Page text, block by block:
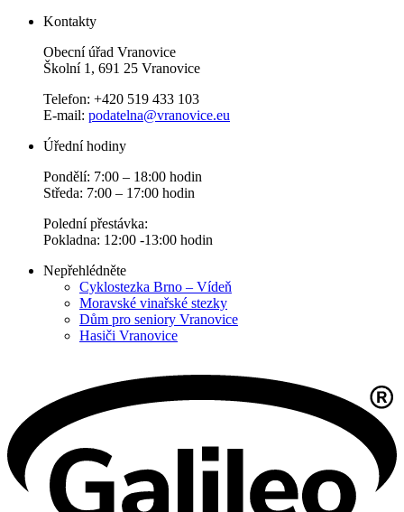
Kontakty
Obecní úřad Vranovice
Školní 1, 691 25 Vranovice
Telefon: +420 519 433 103
E-mail: podatelna@vranovice.eu
Úřední hodiny
Pondělí: 7:00 – 18:00 hodin
Středa: 7:00 – 17:00 hodin
Polední přestávka:
Pokladna: 12:00 -13:00 hodin
Nepřehlédněte
Cyklostezka Brno – Vídeň
Moravské vinařské stezky
Dům pro seniory Vranovice
Hasiči Vranovice